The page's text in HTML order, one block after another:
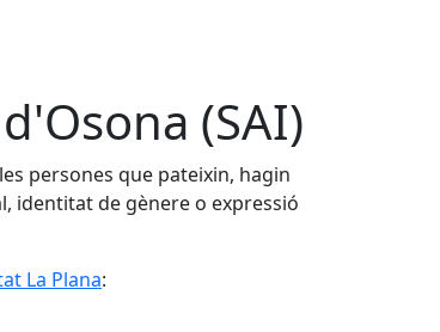
(SAI)
persones que pateixin, hagin
identitat de gènere o expressió
La Plana: